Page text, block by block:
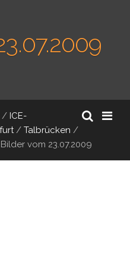
/ ICE-
/ Talbrücken /
Bilder vom 23.07.2009